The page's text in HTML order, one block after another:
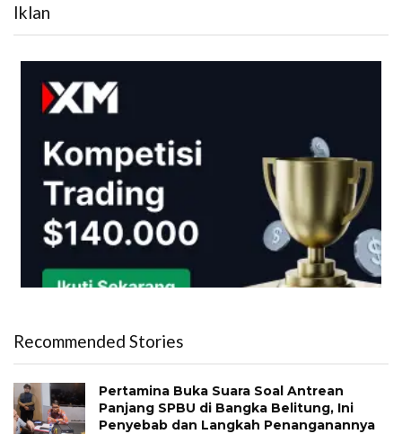
Iklan
Recommended Stories
Pertamina Buka Suara Soal Antrean
Panjang SPBU di Bangka Belitung, Ini
Penyebab dan Langkah Penanganannya